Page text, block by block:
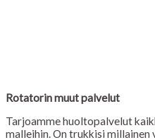
Rotatorin muut palvelut
Tarjoamme huoltopalvelut
malleihin. On trukkisi millainen